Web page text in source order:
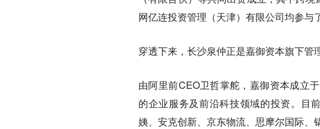
网亿连投资管理（天津）有限公司均参与
穿透下来，长沙泉仲正是嘉御资本旗下管
由阿里前CEO卫哲掌舵，嘉御资本成立
的企业服务及前沿科技领域的投资。目
姨、安克创新、京东物流、思摩尔国际、